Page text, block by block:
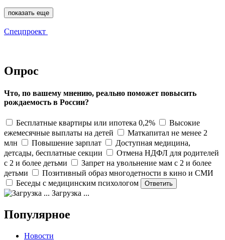
показать еще
Спецпроект
Опрос
Что, по вашему мнению, реально поможет повысить
рождаемость в России?
Бесплатные квартиры или ипотека 0,2%
Высокие
ежемесячные выплаты на детей
Маткапитал не менее 2
млн
Повышение зарплат
Доступная медицина,
детсады, бесплатные секции
Отмена НДФЛ для родителей
с 2 и более детьми
Запрет на увольнение мам с 2 и более
детьми
Позитивный образ многодетности в кино и СМИ
Беседы с медицинским психологом
Загрузка ...
Популярное
Новости